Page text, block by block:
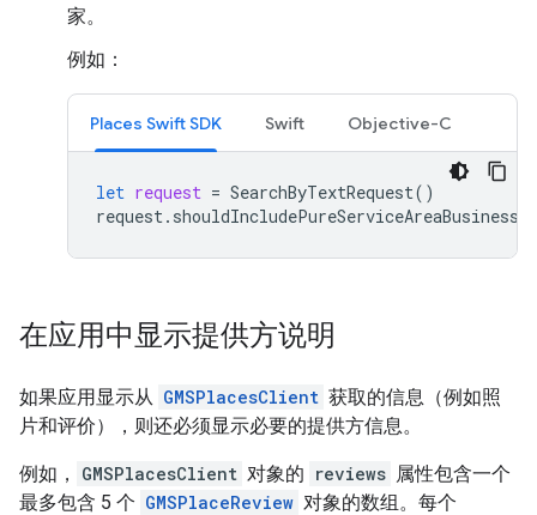
家。
例如：
Places Swift SDK Swift Objective-C
let request = SearchByTextRequest()
request. shouldIncludePureServiceAreaBusinesses
在应用中显示提供方说明
如果应用显示从 GMSPlacesClient 获取的信息（例如照
片和评价），则还必须显示必要的提供方信息。
例如， GMSPlacesClient 对象的 reviews 属性包含一个
最多包含 5 个 GMSPlaceReview 对象的数组。每个